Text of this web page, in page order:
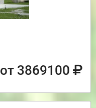
от 3869100